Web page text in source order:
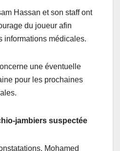
Hassan et son staff ont
du joueur afin
informations médicales.
une éventuelle
pour les prochaines
jambiers suspectée
Mohamed